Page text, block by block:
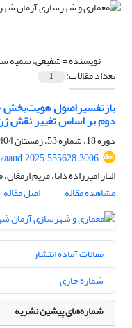
نویسنده =شفیعی، سمیه
تعداد مقالات: 1
بازتفسیراصول هویت‌بخش
دوم بر اساس تغییر نقش
دوره 18، شماره 53، زمستان 1404، صفحه
الناز امیرزاده دانا، مریم
مشاهده مقاله
اصل مقاله
مقالات آماده انتشار
شماره جاری
شماره‌های پیشین نشریه